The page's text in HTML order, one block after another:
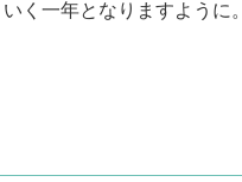
く一年となりますように。